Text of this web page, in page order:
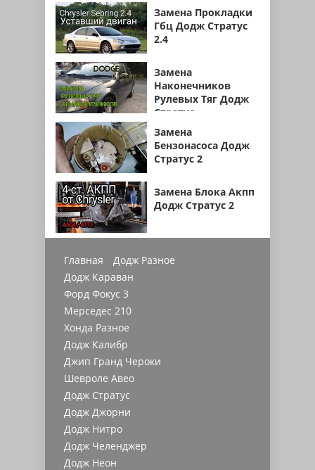
Замена Прокладки
Гбц Додж Стратус
2.4
Замена
Наконечников
Рулевых Тяг Додж
Стратус
Замена
Бензонасоса Додж
Стратус 2
Замена Блока Акпп
Додж Стратус 2
Главная
Додж Разное
Додж Караван
Форд Фокус 3
Мерседес 210
Хонда Разное
Додж Калибр
Джип Гранд Чероки
Шевроле Авео
Додж Стратус
Додж Джорни
Додж Нитро
Додж Челенджер
Додж Неон